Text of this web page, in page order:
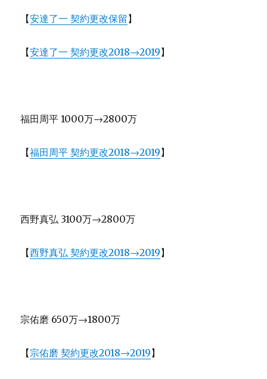
【安達了一 契約更改保留 】
【安達了一 契約更改2018→2019】
福田周平 1000万→2800万
【福田周平 契約更改2018→2019】
西野真弘 3100万→2800万
【西野真弘 契約更改2018→2019】
宗佑磨 650万→1800万
【宗佑磨 契約更改2018→2019】